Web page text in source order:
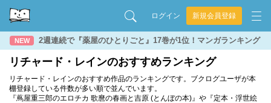
ログイン 新規会員登録
NEW 2週連続で『薬屋のひとりごと』17巻が1位！マンガランキング
リチャード・レインのおすすめランキング
リチャード・レインのおすすめ作品のランキングです。ブクログユーザが本
棚登録している件数が多い順で並んでいます。
『蔦屋重三郎のエロチカ 歌麿の春画と吉原 (とんぼの本)』や『定本・浮世絵